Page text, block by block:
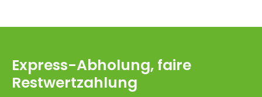
Express-Abholung, faire
Restwertzahlung